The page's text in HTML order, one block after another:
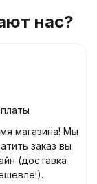
нас?
магазина! Мы
заказ вы
(доставка